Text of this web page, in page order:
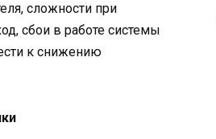
сложности при
сбои в работе системы
к снижению